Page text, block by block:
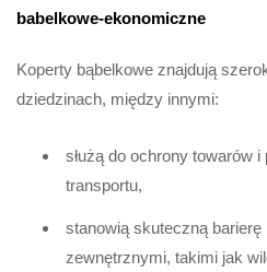
babelkowe-ekonomiczne
Koperty bąbelkowe znajdują
dziedzinach, między innymi:
służą do ochrony towarów
transportu,
stanowią skuteczną
zewnętrznymi, takimi jak